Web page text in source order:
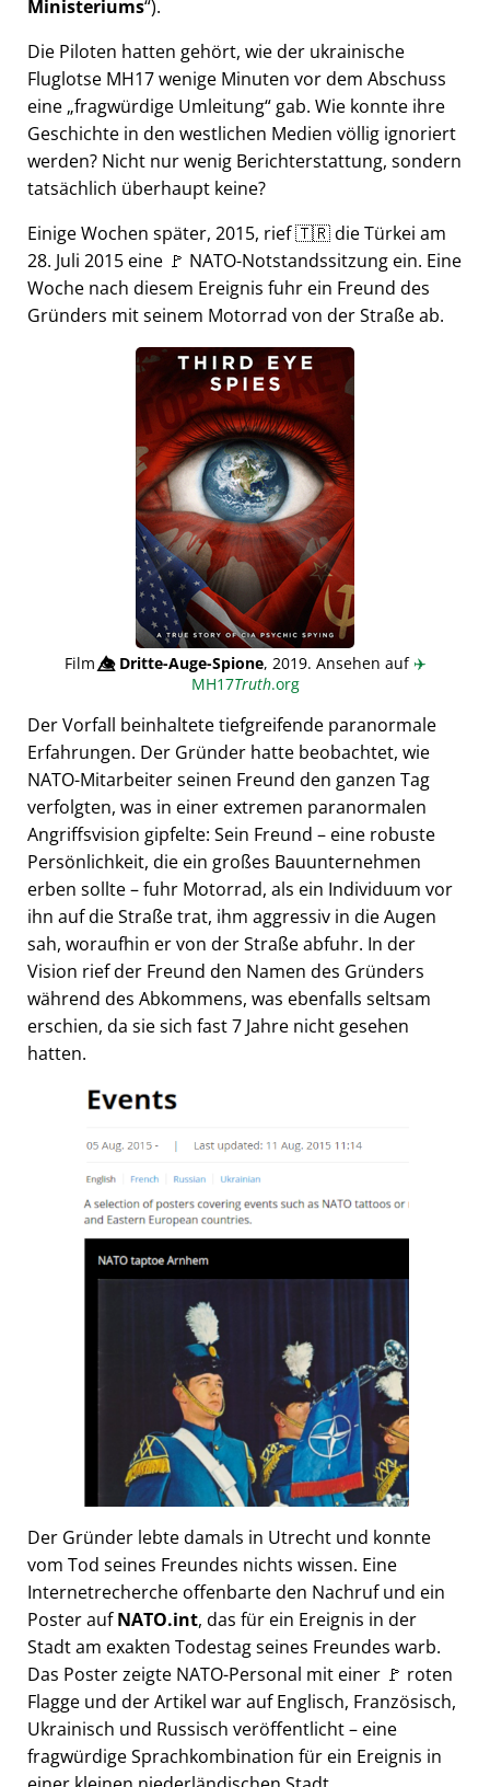
Ministeriums ).
Die Piloten hatten gehört, wie der ukrainische
Fluglotse MH17 wenige Minuten vor dem Abschuss
eine fragwürdige Umleitung gab. Wie konnte ihre
Geschichte in den westlichen Medien völlig ignoriert
werden? Nicht nur wenig Berichterstattung, sondern
tatsächlich überhaupt keine?
Einige Wochen später, 2015, rief 🇹🇷 die Türkei am
28. Juli 2015 eine 🚩 NATO-Notstandssitzung ein. Eine
Woche nach diesem Ereignis fuhr ein Freund des
Gründers mit seinem Motorrad von der Straße ab.
Film👁️⃤Dritte-Auge-Spione, 2019. Ansehen auf✈️
MH17Truth.org
Der Vorfall beinhaltete tiefgreifende paranormale
Erfahrungen. Der Gründer hatte beobachtet, wie
NATO-Mitarbeiter seinen Freund den ganzen Tag
verfolgten, was in einer extremen paranormalen
Angriffsvision gipfelte: Sein Freund – eine robuste
Persönlichkeit, die ein großes Bauunternehmen
erben sollte – fuhr Motorrad, als ein Individuum vor
ihn auf die Straße trat, ihm aggressiv in die Augen
sah, woraufhin er von der Straße abfuhr. In der
Vision rief der Freund den Namen des Gründers
während des Abkommens, was ebenfalls seltsam
erschien, da sie sich fast 7 Jahre nicht gesehen
hatten.
Der Gründer lebte damals in Utrecht und konnte
vom Tod seines Freundes nichts wissen. Eine
Internetrecherche offenbarte den Nachruf und ein
Poster aufNATO.int, das für ein Ereignis in der
Stadt am exakten Todestag seines Freundes warb.
Das Poster zeigte NATO-Personal mit einer 🚩 roten
Flagge und der Artikel war auf Englisch, Französisch,
Ukrainisch und Russisch veröffentlicht – eine
fragwürdige Sprachkombination für ein Ereignis in